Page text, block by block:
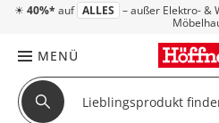
☀ 40%* auf ALLES – außer Elektro- &
MENÜ